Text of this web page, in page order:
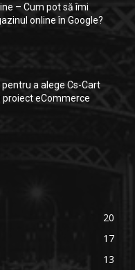
– Cum pot să îmi
online în Google?
a alege Cs-Cart
eCommerce
20
17
13